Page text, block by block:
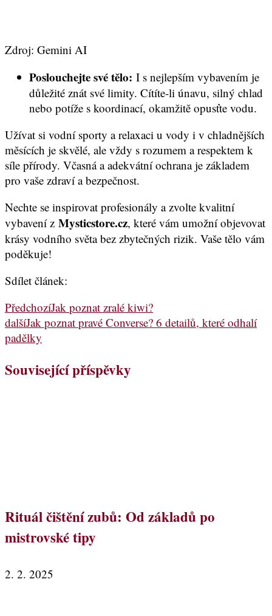
Zdroj: Gemini AI
Poslouchejte své tělo: I s nejlepším vybavením je
důležité znát své limity. Cítíte-li únavu, silný chlad
nebo potíže s koordinací, okamžitě opusťte vodu.
Užívat si vodní sporty a relaxaci u vody i v chladnějších
měsících je skvělé, ale vždy s rozumem a respektem k
síle přírody. Včasná a adekvátní ochrana je základem
pro vaše zdraví a bezpečnost.
Nechte se inspirovat profesionály a zvolte kvalitní
vybavení z Mysticstore.cz, které vám umožní objevovat
krásy vodního světa bez zbytečných rizik. Vaše tělo vám
poděkuje!
Sdílet článek:
PředchozíJak poznat zralé kiwi?
dalšíJak poznat pravé Converse? 6 detailů, které odhalí
padělky
Související příspěvky
Rituál čištění zubů: Od základů po
mistrovské tipy
2. 2. 2025